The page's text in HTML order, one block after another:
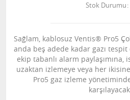
Stok Durumu
Sağlam, kablosuz Ventis® Pro5
anda beş adede kadar gazı
ekip tabanlı alarm paylaşımına,
uzaktan izlemeye veya her
Pro5 gaz izleme